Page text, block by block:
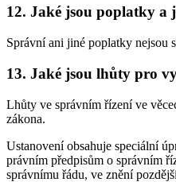
12. Jaké jsou poplatky a
Správní ani jiné poplatky nejsou
13. Jaké jsou lhůty pro
Lhůty ve správním řízení ve
zákona.
Ustanovení obsahuje speciální
právním předpisům o správním
správnímu řádu, ve znění